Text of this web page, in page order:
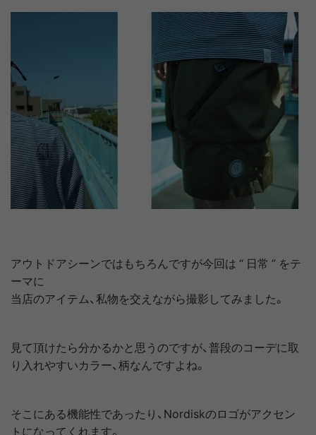
アウトドアシーンではもちろんですが今回は “ 日常 ” をテ
ーマに
当店のアイテム、私物を交えながら撮影してみました。
見て頂けたら分かるかと思うのですが、普段のコーデに取
り入れやすいカラー、柄なんですよね。
そこにある機能性であったり、Nordiskのロゴがアクセン
トになってくれます。